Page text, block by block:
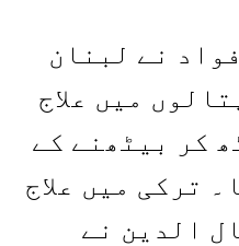
نے لبنان
میں علاج
کر بیٹھنے کے
ترکی میں علاج
الدین نے